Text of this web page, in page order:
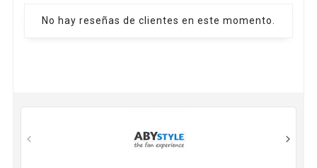
No hay reseñas de clientes en este momento.